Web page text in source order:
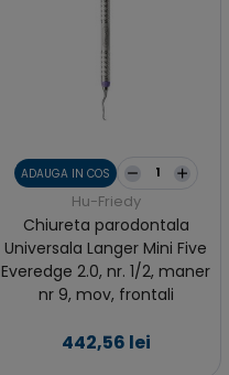
ADAUGA IN COS
Hu-Friedy
Chiureta parodontala
Universala Langer Mini Five
Everedge 2.0, nr. 1/2, maner
nr 9, mov, frontali
442,56 lei